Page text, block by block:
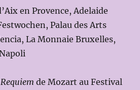
en Provence, Adelaide
Palau des Arts
La Monnaie Bruxelles,
Requiem de Mozart au Festival